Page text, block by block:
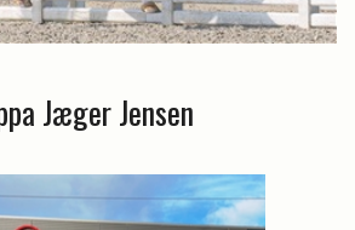
Jæger Jensen